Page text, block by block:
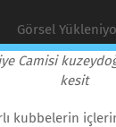
Görsel
Camisi
kesit
kubbelerin